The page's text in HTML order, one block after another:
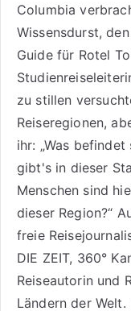
Columbia
Wissensdurst,
Guide für Rotel
zu stillen
Reiseregionen,
ihr: „Was
gibt's in dieser
Menschen sind
dieser Region?“
freie
DIE ZEIT, 360°
Reiseautorinund
Ländern der